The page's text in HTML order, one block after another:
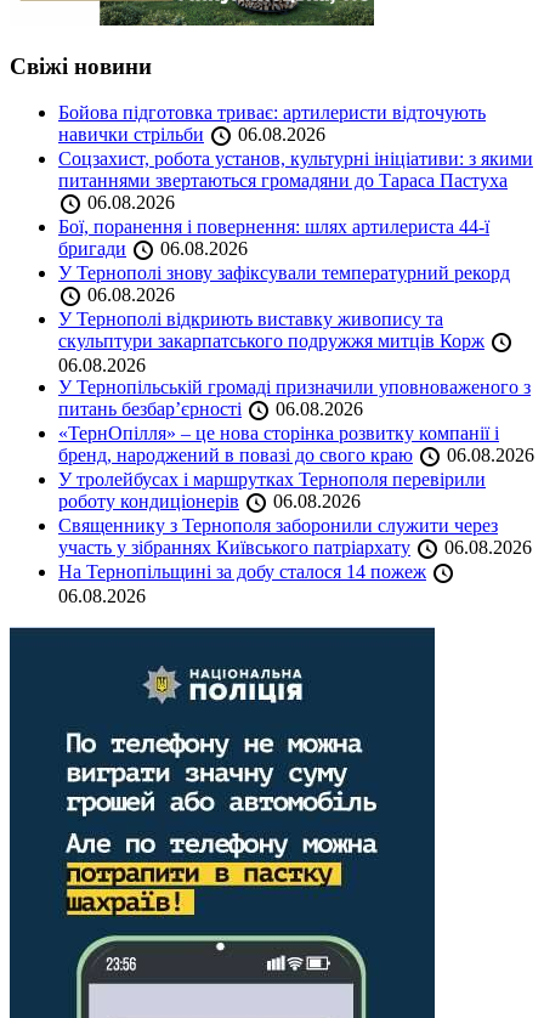
Свіжі новини
Бойова підготовка триває: артилеристи відточують
навички стрільби
06.08.2026
Соцзахист, робота установ, культурні ініціативи: з якими
питаннями звертаються громадяни до Тараса Пастуха
06.08.2026
Бої, поранення і повернення: шлях артилериста 44-ї
бригади
06.08.2026
У Тернополі знову зафіксували температурний рекорд
06.08.2026
У Тернополі відкриють виставку живопису та
скульптури закарпатського подружжя митців Корж
06.08.2026
У Тернопільській громаді призначили уповноваженого з
питань безбар’єрності
06.08.2026
«ТернОпілля» – це нова сторінка розвитку компанії і
бренд, народжений в повазі до свого краю
06.08.2026
У тролейбусах і маршрутках Тернополя перевірили
роботу кондиціонерів
06.08.2026
Священнику з Тернополя заборонили служити через
участь у зібраннях Київського патріархату
06.08.2026
На Тернопільщині за добу сталося 14 пожеж
06.08.2026